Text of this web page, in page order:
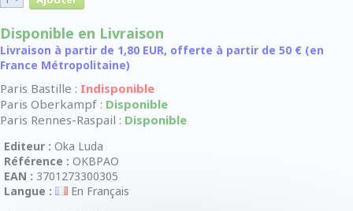
Disponible en Livraison
Livraison à partir de 1,80 EUR, offerte à partir de 50 € (en
France Métropolitaine)
Paris Bastille : Indisponible
Paris Oberkampf : Disponible
Paris Rennes-Raspail : Disponible
Editeur : Oka Luda
Référence : OKBPAO
EAN : 3701273300305
Langue :
En Français